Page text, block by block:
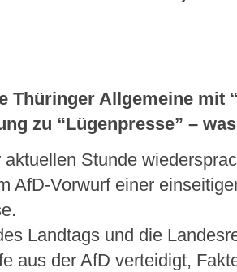
Thüringer Allgemeine mit
zu “Lügenpresse” –
aktuellen Stunde
AfD-Vorwurf einer
Landtags und die
aus der AfD verteidigt,